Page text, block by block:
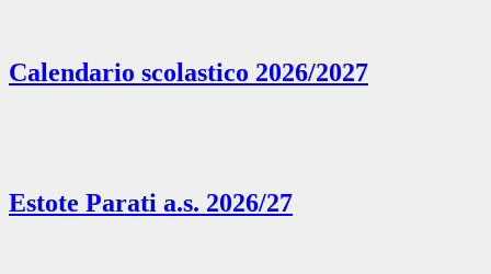
Calendario scolastico 2026/2027
Estote Parati a.s. 2026/27